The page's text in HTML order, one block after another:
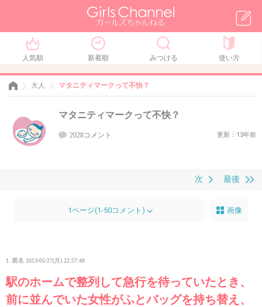
人気順 新着順 みつける 使い方
大人 マタニティマークって不快？
マタニティマークって不快？
2028コメント 更新：13年前
最後
次
1ページ(1-50コメント) 画像
1. 匿名 2013/05/27(月) 22:57:48
駅のホームで整列して急行を待っていたとき、
前に並んでいた女性がふとバッグを持ち替え、